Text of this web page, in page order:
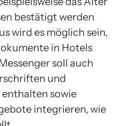
bestätigt werden
wird es möglich sein,
in Hotels
soll auch
und
sowie
integrieren, wie